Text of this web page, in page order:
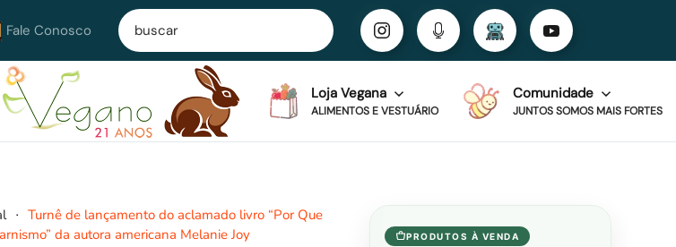
Fale Conosco
Loja Vegana
ALIMENTOS E VESTUÁRIO
Comunidade
JUNTOS SOMOS MAIS FORTES
Turnê de lançamento do aclamado livro “Por Que
da autora americana Melanie Joy
PRODUTOS À VENDA